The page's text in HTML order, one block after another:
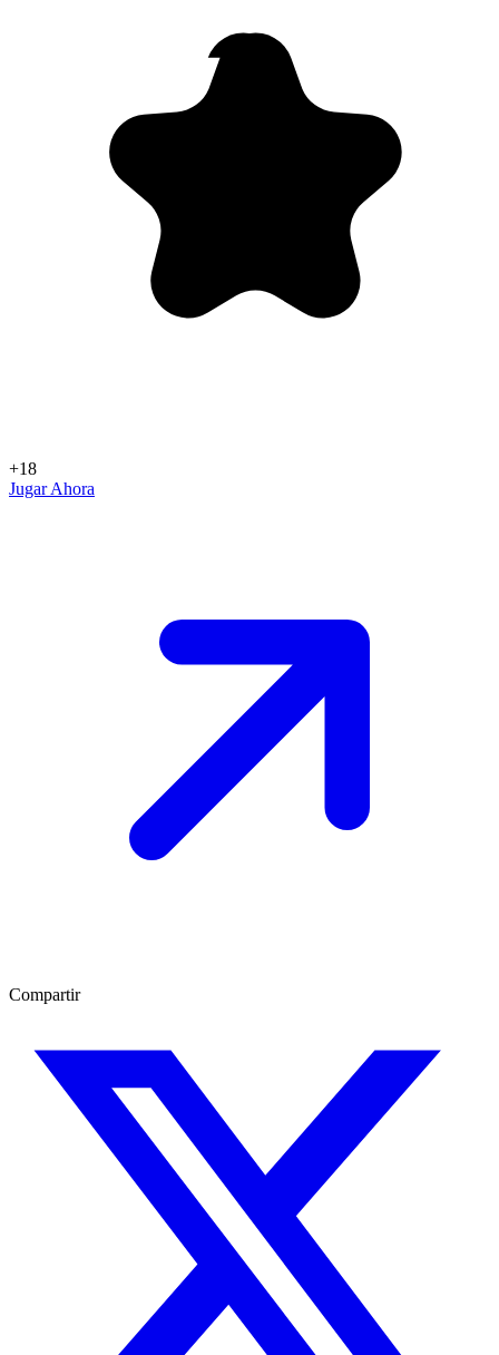
+18
Jugar Ahora
Compartir